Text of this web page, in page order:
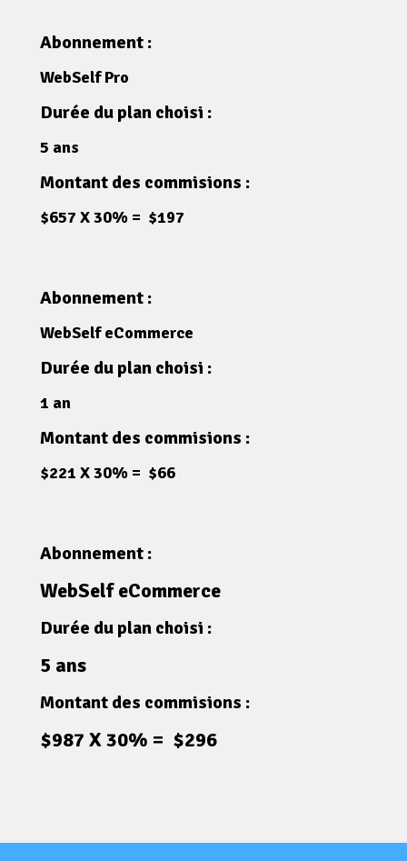
Abonnement :
WebSelf Pro
Durée du plan choisi :
5 ans
Montant des commisions :
$657 X 30% = $197
Abonnement :
WebSelf eCommerce
Durée du plan choisi :
1 an
Montant des commisions :
$221 X 30% = $66
Abonnement :
WebSelf eCommerce
Durée du plan choisi :
5 ans
Montant des commisions :
$987 X 30% = $296